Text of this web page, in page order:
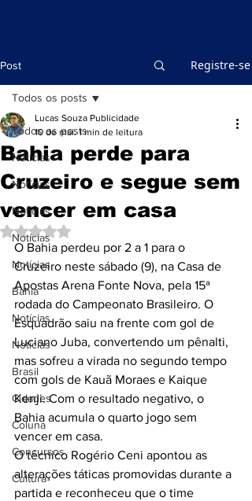
Post Registre-se
Todos os posts
Notícias
Notícias
Notícias
Notícias
Notícias
Bahia
Notícias
Notícias
Brasil
Cidades
Coluna
Concursos
Cultura
Todos os posts
Bahia perde para
Cruzeiro e segue sem
vencer em casa
Lucas Souza Publicidade
10 de mai. 1 min de leitura
Avaliado com NaN de 5 estrelas.
O Bahia perdeu por 2 a 1 para o
Cruzeiro neste sábado (9), na Casa de
Apostas Arena Fonte Nova, pela 15ª
rodada do Campeonato Brasileiro. O
Esquadrão saiu na frente com gol de
Luciano Juba, convertendo um pênalti,
mas sofreu a virada no segundo tempo
com gols de Kauã Moraes e Kaique
Kenji. Com o resultado negativo, o
Bahia acumula o quarto jogo sem
vencer em casa.
O técnico Rogério Ceni apontou as
alterações táticas promovidas durante a
partida e reconheceu que o time